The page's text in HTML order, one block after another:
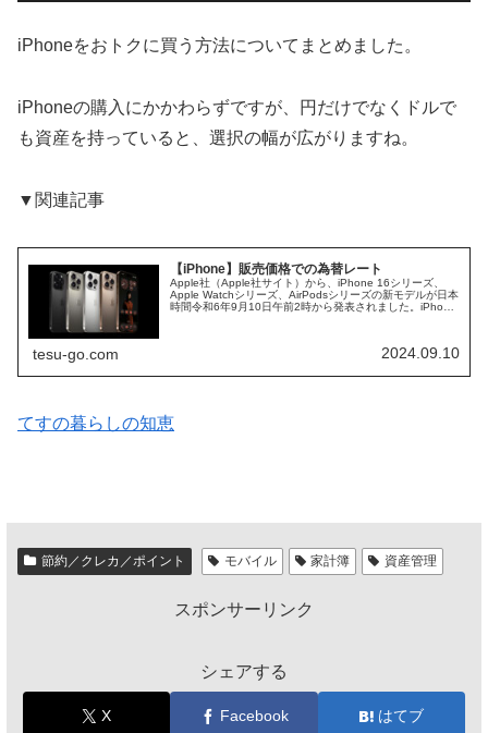
iPhoneをおトクに買う方法についてまとめました。
iPhoneの購入にかかわらずですが、円だけでなくドルで
も資産を持っていると、選択の幅が広がりますね。
▼関連記事
【iPhone】販売価格での為替レート
Apple社（Apple社サイト）から、iPhone 16シリーズ、
Apple Watchシリーズ、AirPodsシリーズの新モデルが日本
時間令和6年9月10日午前2時から発表されました。iPhone
tesu-go.com 2024.09.10
てすの暮らしの知恵
節約／クレカ／ポイント モバイル 家計簿 資産管理
スポンサーリンク
シェアする
X Facebook はてブ